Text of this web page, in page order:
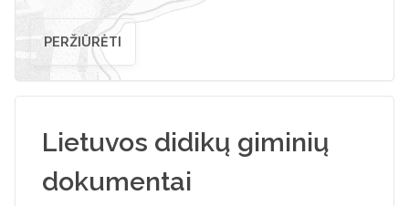
PERŽIŪRĖTI
Lietuvos didikų giminių
dokumentai